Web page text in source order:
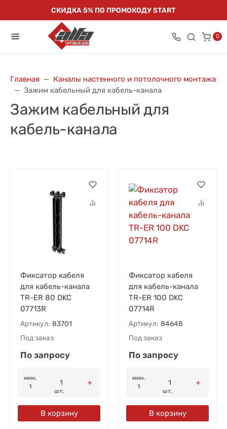
СКИДКА 5% ПО ПРОМОКОДУ START
0
Главная
Каналы настенного и потолочного монтажа
Зажим кабельный для кабель-канала
Зажим кабельный для
кабель-канала
Фиксатор кабеля
для кабель-канала
TR-ER 80 DKC
07713R
Артикул: 83701
Под заказ
По запросу
мин.
1
шт.
В корзину
Фиксатор кабеля
для кабель-канала
TR-ER 100 DKC
07714R
Артикул: 84648
Под заказ
По запросу
мин.
1
шт.
В корзину